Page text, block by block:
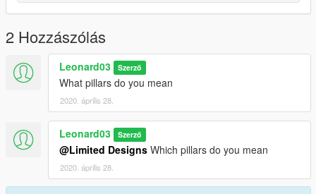
2 Hozzászólás
Leonard03 Szerző
What pillars do you mean
2020. április 28.
Leonard03 Szerző
@Limited Designs Which pillars do you mean
2020. április 28.